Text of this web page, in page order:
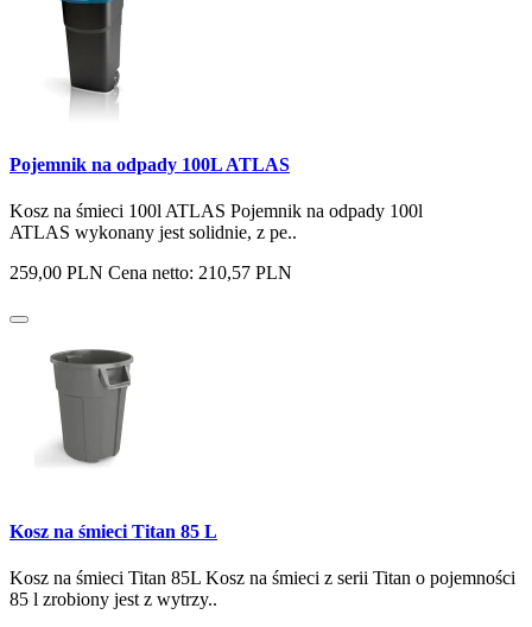
Pojemnik na odpady 100L ATLAS
Kosz na śmieci 100l ATLAS Pojemnik na odpady 100l
ATLAS wykonany jest solidnie, z pe..
259,00 PLN Cena netto: 210,57 PLN
Kosz na śmieci Titan 85 L
Kosz na śmieci Titan 85L Kosz na śmieci z serii Titan o pojemności
85 l zrobiony jest z wytrzy..